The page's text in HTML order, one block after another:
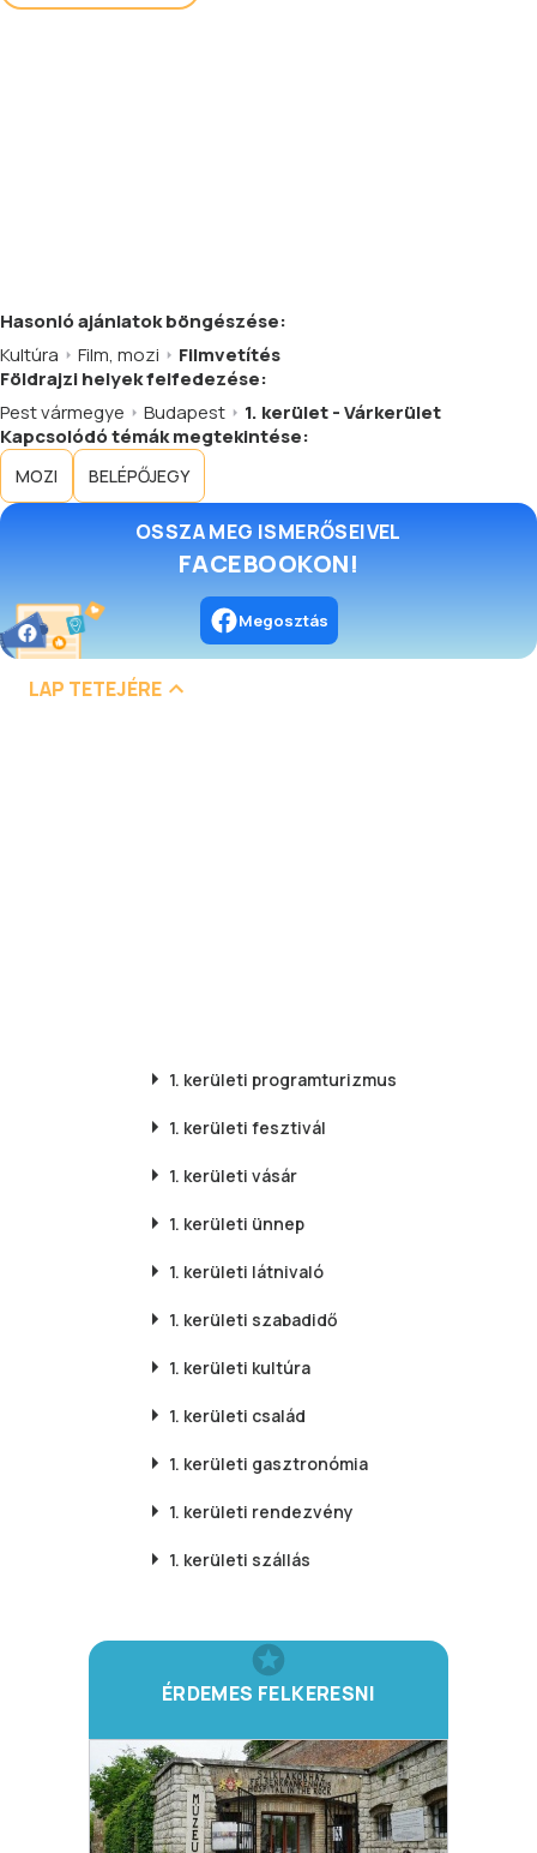
Hasonlóajánlatokböngészése:
Kultúra
Film, mozi
Filmvetítés
Földrajzi helyek felfedezése:
Pest vármegye
Budapest
1. kerület - Várkerület
Kapcsolódó témák megtekintése:
MOZI BELÉPŐJEGY
OSSZA MEG ISMERŐSEIVEL
FACEBOOKON!
Megosztás
LAP TETEJÉRE
1. kerületi programturizmus
1. kerületi fesztivál
1. kerületi vásár
1. kerületi ünnep
1. kerületi látnivaló
1. kerületi szabadidő
1. kerületi kultúra
1. kerületi család
1. kerületi gasztronómia
1. kerületi rendezvény
1. kerületi szállás
ÉRDEMES FELKERESNI